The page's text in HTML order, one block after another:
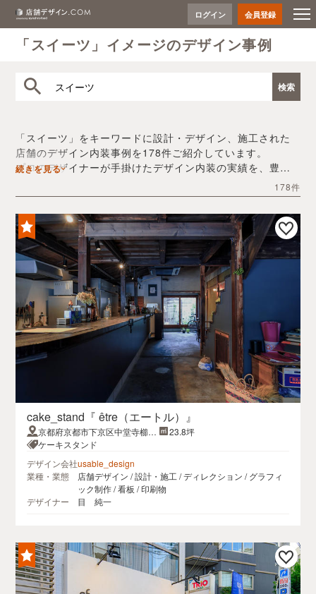
ログイン 会員登録
「スイーツ」イメージのデザイン事例
「スイーツ」をキーワードに設計・デザイン、施工された
店舗のデザイン内装事例を178件ご紹介しています。
プロのデザイナーが手掛けたデザイン内装の実績を、豊富
デザイン内装会社探しや費用感の把握など、「スイーツ」
の店舗イメージを固めるヒントとしてぜひお役立てくださ
い。
続きを見る
178件
cake_stand『 être（エートル）』
京都府京都市下京区中堂寺櫛笥
町18-1
23.8坪
ケーキスタンド
デザイン会社usable_design
業種・業態
店舗デザイン / 設計・施工 / ディレクション / グラフィ
ック制作 / 看板 / 印刷物
デザイナー
目 純一